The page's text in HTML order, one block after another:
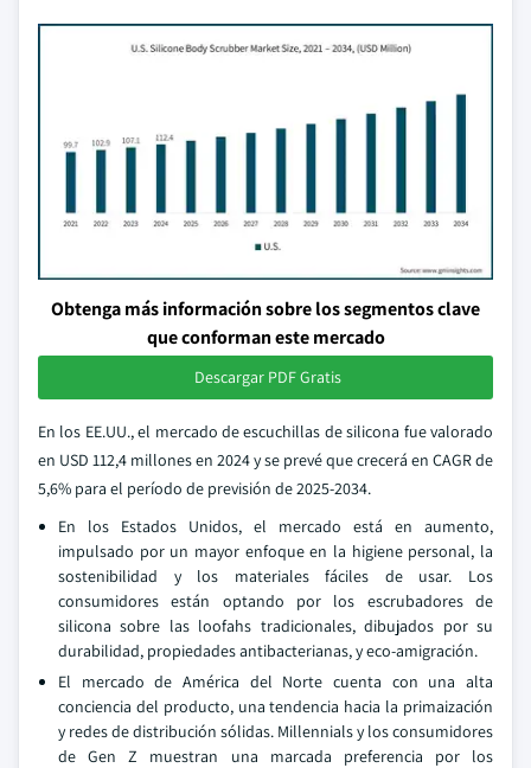
Obtenga más información sobre los segmentos clave
que conforman este mercado
Descargar PDF Gratis
En los EE.UU., el mercado de escuchillas de silicona fue valorado
en USD 112,4 millones en 2024 y se prevé que crecerá en CAGR de
5,6% para el período de previsión de 2025-2034.
En los Estados Unidos, el mercado está en aumento,
impulsado por un mayor enfoque en la higiene personal, la
sostenibilidad y los materiales fáciles de usar. Los
consumidores están optando por los escrubadores de
silicona sobre las loofahs tradicionales, dibujados por su
durabilidad, propiedades antibacterianas, y eco-amigración.
El mercado de América del Norte cuenta con una alta
conciencia del producto, una tendencia hacia la primaización
y redes de distribución sólidas. Millennials y los consumidores
de Gen Z muestran una marcada preferencia por los